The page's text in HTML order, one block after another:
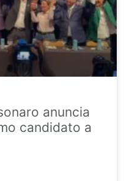
anuncia
candidato a